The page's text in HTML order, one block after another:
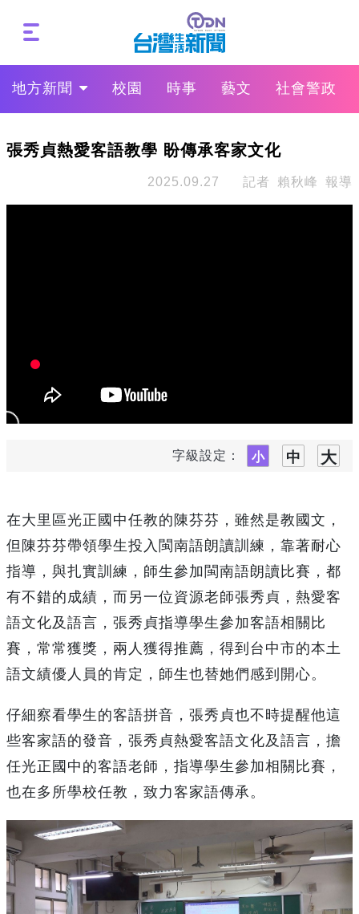
地方新聞 校園 時事 藝文 社會警政
張秀貞熱愛客語教學 盼傳承客家文化
2025.09.27 記者 賴秋峰 報導
字級設定：
在大里區光正國中任教的陳芬芬，雖然是教國文，
但陳芬芬帶領學生投入閩南語朗讀訓練，靠著耐心
指導，與扎實訓練，師生參加閩南語朗讀比賽，都
有不錯的成績，而另一位資源老師張秀貞，熱愛客
語文化及語言，張秀貞指導學生參加客語相關比
賽，常常獲獎，兩人獲得推薦，得到台中市的本土
語文績優人員的肯定，師生也替她們感到開心。
仔細察看學生的客語拼音，張秀貞也不時提醒他這
些客家語的發音，張秀貞熱愛客語文化及語言，擔
任光正國中的客語老師，指導學生參加相關比賽，
也在多所學校任教，致力客家語傳承。